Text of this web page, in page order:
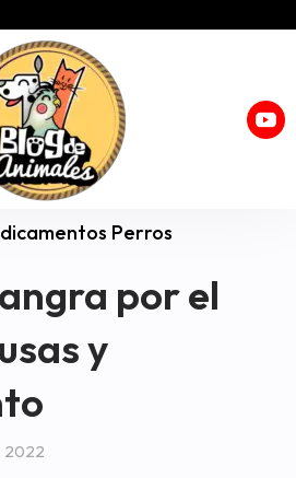
Perros
por el
y
2022